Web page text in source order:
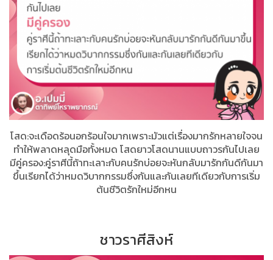
โสด:จะเดือดร้อนอกร้อนใจมากเพราะมัวแต่เรื่องมากรักหลายใจจน
ทำให้พลาดหลุดมือทั้งหมด​ โสดยาวโสดนานแบบถาวรกันไปเลย
มีคู่ครอง:คู่ราศีนี้ถ้าทะเลาะกับคนรักบ่อยจะหันกลับมารักกันดีกันมา
ขึ้นเรียกได้ว่าหมดวิบากกรรมซึ่งกันและกันเลยทีเดียวกับการเริ่ม
ต้นชีวิตรักใหม่อีกหน
ชาวราศีสิงห์